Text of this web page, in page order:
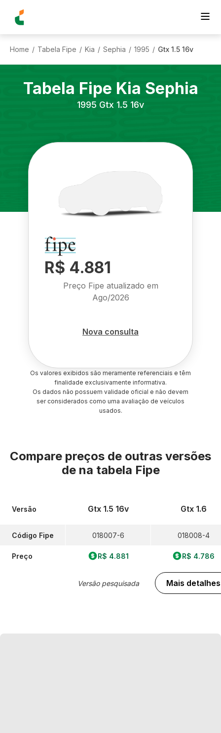
Home / Tabela Fipe / Kia / Sephia / 1995 / Gtx 1.5 16v
Tabela Fipe Kia Sephia
1995 Gtx 1.5 16v
R$ 4.881
Preço Fipe atualizado em
Ago/2026
Nova consulta
Os valores exibidos são meramente referenciais e têm
finalidade exclusivamente informativa.
Os dados não possuem validade oficial e não devem
ser considerados como uma avaliação de veículos
usados.
Compare preços de outras versões
de na tabela Fipe
Versão
Código Fipe
Preço
Gtx 1.5 16v
018007-6
R$ 4.881
Versão pesquisada
Gtx 1.6
018008-4
R$ 4.786
Mais detalhes